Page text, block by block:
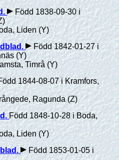
.
Född 1838-09-30 i
Liden (Y)
.
Född 1842-01-27 i
(Y)
Timrå (Y)
1844-08-07 i Kramfors,
Ragunda (Z)
.Född 1848-10-28 i Boda,
Liden (Y)
.
Född 1853-01-05 i